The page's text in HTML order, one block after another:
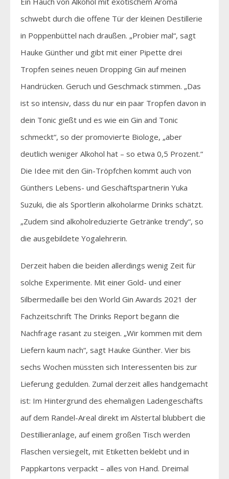
schwebt durch die offene Tür der kleinen Destillerie
in Poppenbüttel nach draußen. „Probier mal“, sagt
Hauke Günther und gibt mit einer Pipette drei
Tropfen seines neuen Dropping Gin auf meinen
Handrücken. Geruch und Geschmack stimmen. „Das
ist so intensiv, dass du nur ein paar Tropfen davon in
dein Tonic gießt und es wie ein Gin and Tonic
schmeckt“, so der promovierte Biologe, „aber
deutlich weniger Alkohol hat – so etwa 0,5 Prozent.“
Die Idee mit den Gin-Tröpfchen kommt auch von
Günthers Lebens- und Geschäftspartnerin Yuka
Suzuki, die als Sportlerin alkoholarme Drinks schätzt.
„Zudem sind alkoholreduzierte Getränke trendy“, so
die ausgebildete Yogalehrerin.
Derzeit haben die beiden allerdings wenig Zeit für
solche Experimente. Mit einer Gold- und einer
Silbermedaille bei den World Gin Awards 2021 der
Fachzeitschrift The Drinks Report begann die
Nachfrage rasant zu steigen. „Wir kommen mit dem
Liefern kaum nach“, sagt Hauke Günther. Vier bis
sechs Wochen müssten sich Interessenten bis zur
Lieferung gedulden. Zumal derzeit alles handgemacht
ist: Im Hintergrund des ehemaligen Ladengeschäfts
auf dem Randel-Areal direkt im Alstertal blubbert die
Destillieranlage, auf einem großen Tisch werden
Flaschen versiegelt, mit Etiketten beklebt und in
Pappkartons verpackt – alles von Hand. Dreimal